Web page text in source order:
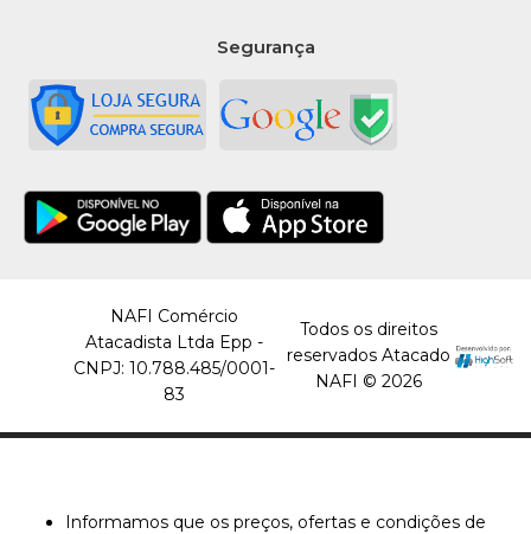
Segurança
NAFI Comércio
Atacadista Ltda Epp -
CNPJ: 10.788.485/0001-
83
Todos os direitos
reservados Atacado
NAFI © 2026
Informamos que os preços, ofertas e condições de